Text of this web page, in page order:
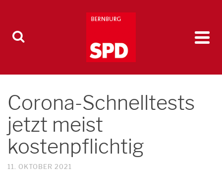
Corona-Schnelltests
jetzt meist
kostenpflichtig
11. OKTOBER 2021